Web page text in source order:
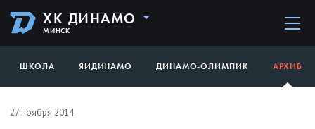
ХК ДИНАМО
МИНСК
ШКОЛА ЯИДИНАМО ДИНАМО-ОЛИМПИК АРХИВ
27 ноября 2014